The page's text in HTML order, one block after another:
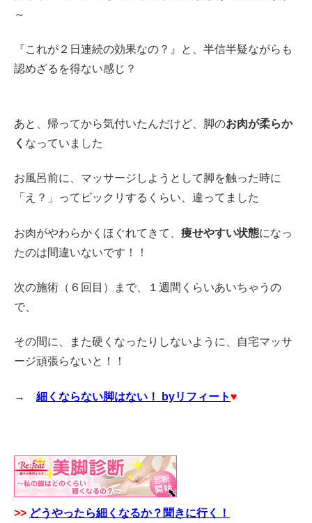
～
『これが２日連続の効果なの？』と、半信半疑ながらも
認めざるを得ない感じ？
あと、帰ってから気付いたんだけど、脚のお肉が柔らか
く なっていました
お風呂前に、マッサージしようとして脚を触った時に
「え？」ってビックリするくらい、違ってました
お肉がやわらかくほぐれてきて、 痩せやすい状態になっ
たのは間違いないです！！
次の施術（６回目）まで、１週間くらいあいちゃうの
で、
その間に、また硬くなったりしないように、自宅マッサ
ージ頑張らないと！！
→ 細くならない脚はない！ byリフィート♥
>> どうやったら細くなるか？聞きに行く！